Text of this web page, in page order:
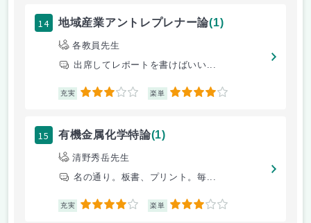
14 地域産業アントレプレナー論(1)
各教員先生
出席してレポートを書けばいい...
充実 3 楽単 4
15 有機金属化学特論(1)
清野秀岳先生
名の通り。板書、プリント。毎...
充実 4 楽単 3